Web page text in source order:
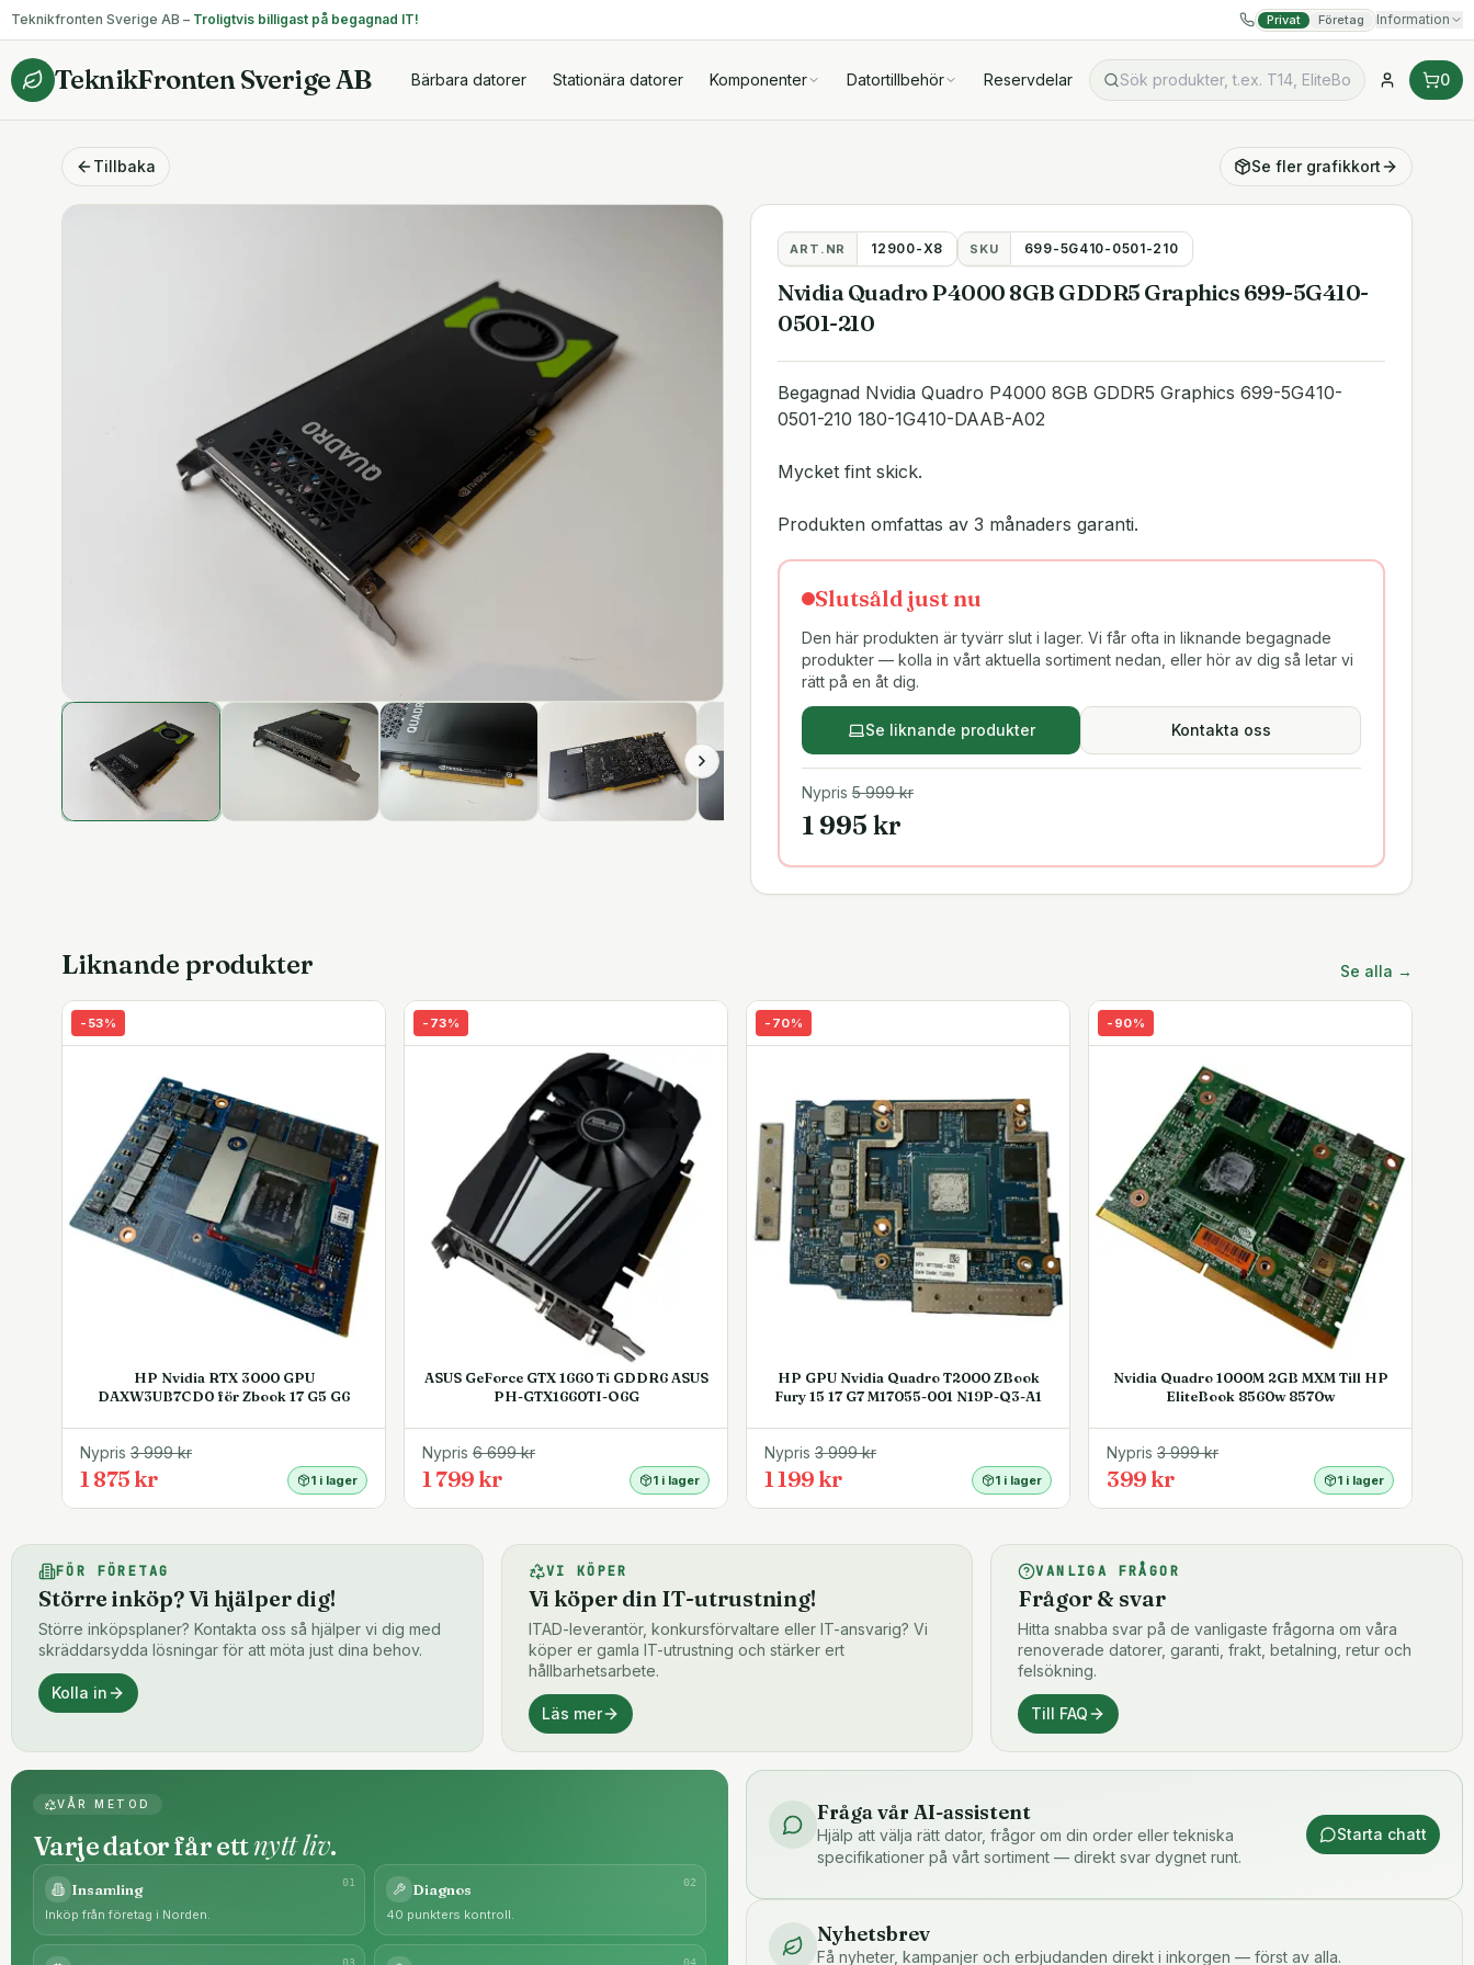
Teknikfronten Sverige AB – Troligtvis billigast på begagnad IT! Privat Företag Information
TeknikFronten Sverige AB Bärbara datorer Stationära datorer Komponenter Datortillbehör Reservdelar 0
Tillbaka Se fler grafikkort
ART.NR 12900-X8 SKU 699-5G410-0501-210
Nvidia Quadro P4000 8GB GDDR5 Graphics 699-5G410-
0501-210
Begagnad Nvidia Quadro P4000 8GB GDDR5 Graphics 699-5G410-
0501-210 180-1G410-DAAB-A02
Mycket fint skick.
Produkten omfattas av 3 månaders garanti.
Slutsåld just nu
Den här produkten är tyvärr slut i lager. Vi får ofta in liknande begagnade
produkter — kolla in vårt aktuella sortiment nedan, eller hör av dig så letar vi
rätt på en åt dig.
Se liknande produkter Kontakta oss
Nypris 5 999kr
1 995 kr
Liknande produkter Se alla →
- 53%
HP Nvidia RTX 3000 GPU
DAXW3UB7CD0 för Zbook 17 G5 G6
Nypris 3 999kr
1 875 kr 1 i lager
- 73%
ASUS GeForce GTX 1660 Ti GDDR6 ASUS
PH-GTX1660TI-O6G
Nypris 6 699kr
1 799 kr 1 i lager
- 70%
HP GPU Nvidia Quadro T2000 ZBook
Fury 15 17 G7 M17055-001 N19P-Q3-A1
Nypris 3 999kr
1 199 kr 1 i lager
- 90%
Nvidia Quadro 1000M 2GB MXM Till HP
EliteBook 8560w 8570w
Nypris 3 999kr
399 kr 1 i lager
FÖR FÖRETAG
Större inköp? Vi hjälper dig!
Större inköpsplaner? Kontakta oss så hjälper vi dig med
skräddarsydda lösningar för att möta just dina behov.
Kolla in
VI KÖPER
Vi köper din IT-utrustning!
ITAD-leverantör, konkursförvaltare eller IT-ansvarig? Vi
köper er gamla IT-utrustning och stärker ert
hållbarhetsarbete.
Läs mer
VANLIGA FRÅGOR
Frågor & svar
Hitta snabba svar på de vanligaste frågorna om våra
renoverade datorer, garanti, frakt, betalning, retur och
felsökning.
Till FAQ
VÅR METOD
Varje dator får ettnytt liv.
01
Insamling
Inköp från företag i Norden.
02
Diagnos
40 punkters kontroll.
03 04
Fråga vår AI-assistent
Hjälp att välja rätt dator, frågor om din order eller tekniska
specifikationer på vårt sortiment — direkt svar dygnet runt.
Starta chatt
Nyhetsbrev
Få nyheter, kampanjer och erbjudanden direkt i inkorgen — först av alla.